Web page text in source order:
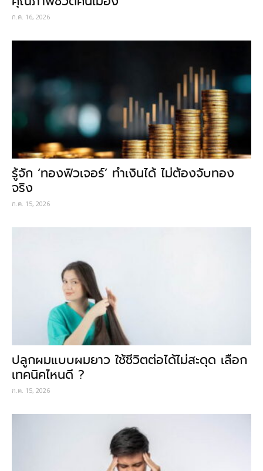
ก.ค. 16, 2026
รู้จัก ‘ทองฟิวเจอร์’ ทำเงินได้ ไม่ต้องจับทอง
จริง
ก.ค. 15, 2026
ปลูกผมแบบผมยาว ใช้ชีวิตต่อได้ไม่สะดุด เลือก
เทคนิคไหนดี ?
ก.ค. 15, 2026